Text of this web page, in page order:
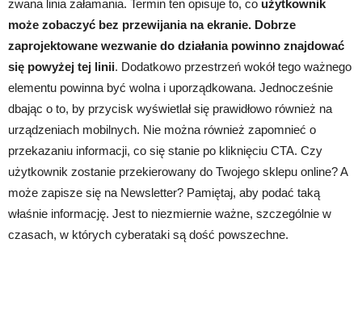
zwana linia załamania. Termin ten opisuje to, co użytkownik
może zobaczyć bez przewijania na ekranie. Dobrze
zaprojektowane wezwanie do działania powinno znajdować
się powyżej tej linii. Dodatkowo przestrzeń wokół tego ważnego
elementu powinna być wolna i uporządkowana. Jednocześnie
dbając o to, by przycisk wyświetlał się prawidłowo również na
urządzeniach mobilnych. Nie można również zapomnieć o
przekazaniu informacji, co się stanie po kliknięciu CTA. Czy
użytkownik zostanie przekierowany do Twojego sklepu online? A
może zapisze się na Newsletter? Pamiętaj, aby podać taką
właśnie informację. Jest to niezmiernie ważne, szczególnie w
czasach, w których cyberataki są dość powszechne.